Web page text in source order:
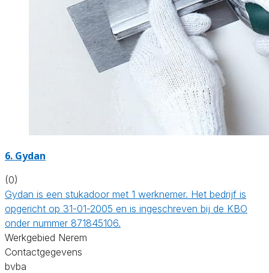
6. Gydan
(0)
Gydan is een stukadoor met 1 werknemer. Het bedrijf is
opgericht op 31-01-2005 en is ingeschreven bij de KBO
onder nummer 871845106.
Werkgebied Nerem
Contactgegevens
bvba